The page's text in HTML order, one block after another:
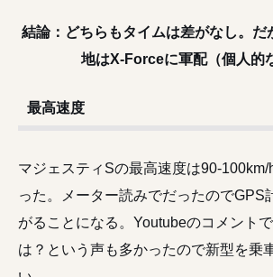
結論：どちらもタイムは差がなし。だ
地はX-Forceに軍配（個人的
最高速度
マジェスティSの最高速度は90-
った。メーター読みでだったのでGPS
がることになる。Youtubeのコメント
は？という声も多かったので新型を乗